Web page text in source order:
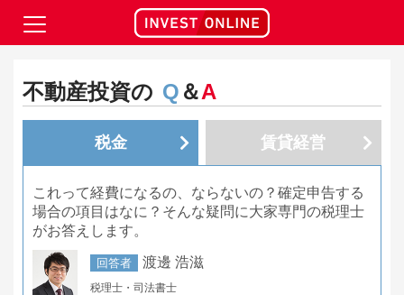
不動産投資の Q ＆A
税金 賃貸経営
これって経費になるの、ならないの？確定申告する
場合の項目はなに？そんな疑問に大家専門の税理士
がお答えします。
回答者 渡邊 浩滋
税理士・司法書士